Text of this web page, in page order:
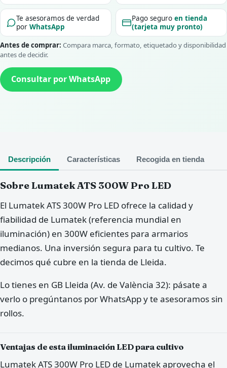
Te asesoramos de verdad
porWhatsApp
Pago seguroen tienda
(tarjeta muy pronto)
Antes de comprar: Compara marca, formato, etiquetado y disponibilidad
antes de decidir.
Consultar por WhatsApp
Descripción Características Recogida en tienda
Sobre Lumatek ATS 300W Pro LED
El Lumatek ATS 300W Pro LED ofrece la calidad y
fiabilidad de Lumatek (referencia mundial en
iluminación) en 300W eficientes para armarios
medianos. Una inversión segura para tu cultivo. Te
decimos qué cubre en la tienda de Lleida.
Lo tienes en GB Lleida (Av. de València 32): pásate a
verlo o pregúntanos por WhatsApp y te asesoramos sin
rollos.
Ventajas de esta iluminación LED para cultivo
Lumatek ATS 300W Pro LED de Lumatek aprovecha el